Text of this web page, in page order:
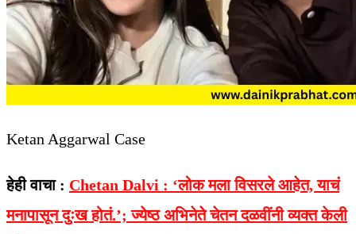
Ketan Aggarwal Case
हेही वाचा : Chetan Dalvi : ‘लोक मला विसरले आहेत, याचं
मनापासून दुःख होतं.’; ज्येष्ठ अभिनेते चेतन दळवींनी व्यक्त केली